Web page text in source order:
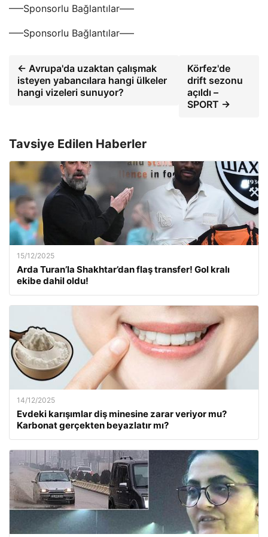
—–Sponsorlu Bağlantılar—–
—–Sponsorlu Bağlantılar—–
← Avrupa'da uzaktan çalışmak
isteyen yabancılara hangi ülkeler
hangi vizeleri sunuyor?
Körfez'de
drift sezonu
açıldı –
SPORT →
Tavsiye Edilen Haberler
15/12/2025
Arda Turan’la Shakhtar’dan flaş transfer! Gol kralı
ekibe dahil oldu!
14/12/2025
Evdeki karışımlar diş minesine zarar veriyor mu?
Karbonat gerçekten beyazlatır mı?